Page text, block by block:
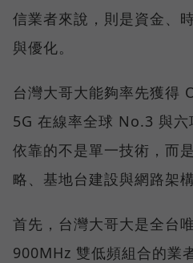
信業者來說，則是資金、
與優化。
台灣大哥大能夠率先獲得
5G 在線率全球 No.3 與
依靠的不是單一技術，而
略、基地台建設與網路架構
首先，台灣大哥大是全台
900MHz 雙低頻組合的業